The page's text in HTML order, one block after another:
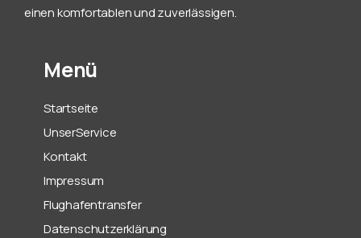
einen komfortablen und zuverlässigen.
Menü
Startseite
UnserService
Kontakt
Impressum
Flughafentransfer
Datenschutzerklärung